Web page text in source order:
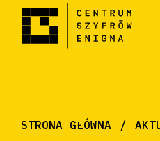
STRONA GŁÓWNA